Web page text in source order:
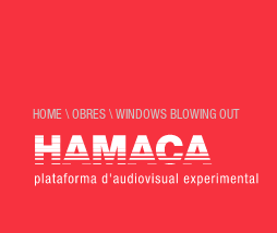
HOME \OBRES \WINDOWS BLOWING OUT